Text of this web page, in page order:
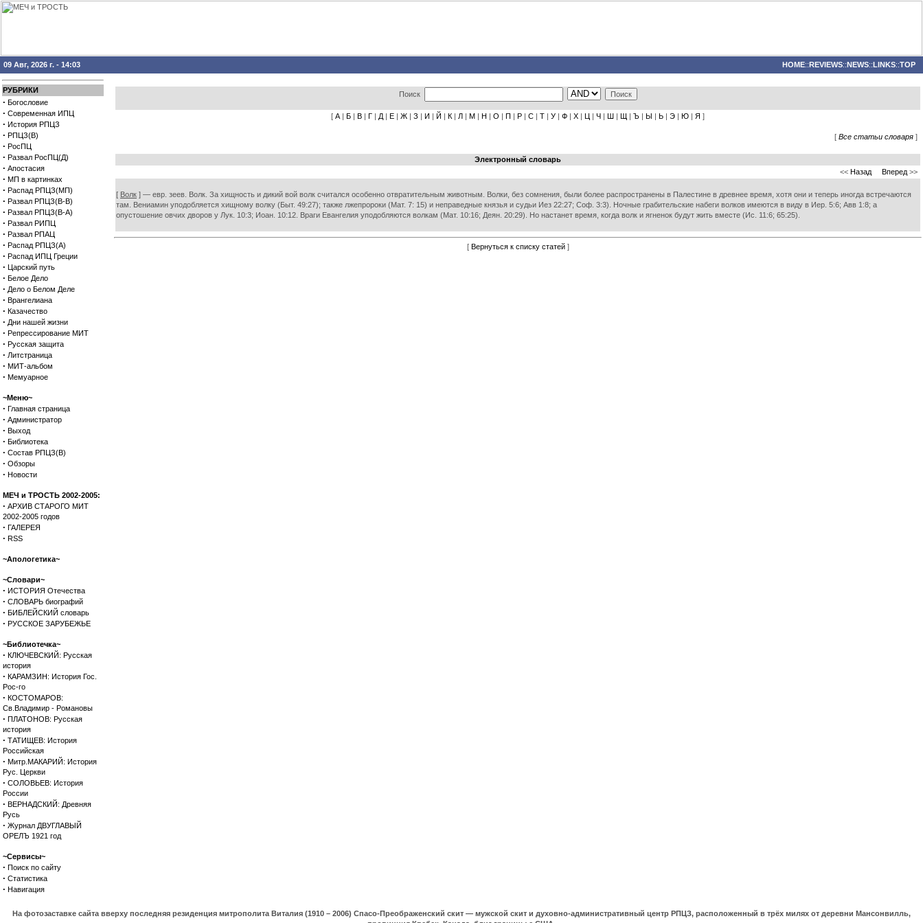
09 Авг, 2026 г. - 14:03 HOME::REVIEWS::NEWS::LINKS::TOP
РУБРИКИ
· Богословие
· Современная ИПЦ
· История РПЦЗ
· РПЦЗ(В)
· РосПЦ
· Развал РосПЦ(Д)
· Апостасия
· МП в картинках
· Распад РПЦЗ(МП)
· Развал РПЦЗ(В-В)
· Развал РПЦЗ(В-А)
· Развал РИПЦ
· Развал РПАЦ
· Распад РПЦЗ(А)
· Распад ИПЦ Греции
· Царский путь
· Белое Дело
· Дело о Белом Деле
· Врангелиана
· Казачество
· Дни нашей жизни
· Репрессирование МИТ
· Русская защита
· Литстраница
· МИТ-альбом
· Мемуарное
~Меню~
· Главная страница
· Администратор
· Выход
· Библиотека
· Состав РПЦЗ(В)
· Обзоры
· Новости
МЕЧ и ТРОСТЬ 2002-2005:
· АРХИВ СТАРОГО МИТ
2002-2005 годов
· ГАЛЕРЕЯ
· RSS
~Апологетика~
~Словари~
· ИСТОРИЯ Отечества
· СЛОВАРЬ биографий
· БИБЛЕЙСКИЙ словарь
· РУССКОЕ ЗАРУБЕЖЬЕ
~Библиотечка~
· КЛЮЧЕВСКИЙ: Русская
история
· КАРАМЗИН: История Гос.
Рос-го
· КОСТОМАРОВ:
Св.Владимир - Романовы
· ПЛАТОНОВ: Русская
история
· ТАТИЩЕВ: История
Российская
· Митр.МАКАРИЙ: История
Рус. Церкви
· СОЛОВЬЕВ: История
России
· ВЕРНАДСКИЙ: Древняя
Русь
· Журнал ДВУГЛАВЫЙ
ОРЕЛЪ 1921 год
~Сервисы~
· Поиск по сайту
· Статистика
· Навигация
Поиск
[ А | Б | В | Г | Д | Е | Ж | З | И | Й | К | Л | М | Н | О | П | Р | С | Т | У | Ф | Х | Ц | Ч | Ш | Щ | Ъ | Ы | Ь | Э | Ю | Я ]
[ Все статьи словаря ]
Электронный словарь
<< Назад Вперед >>
[ Волк ] — евр. зеев. Волк. За хищность и дикий вой волк считался особенно отвратительным животным. Волки, без сомнения, были более распространены в Палестине в древнее время, хотя они и теперь иногда встречаются
там. Вениамин уподобляется хищному волку (Быт. 49:27); также лжепророки (Мат. 7: 15) и неправедные князья и судьи Иез 22:27; Соф. 3:3). Ночные грабительские набеги волков имеются в виду в Иер. 5:6; Авв 1:8; а
опустошение овчих дворов у Лук. 10:3; Иоан. 10:12. Враги Евангелия уподобляются волкам (Мат. 10:16; Деян. 20:29). Но настанет время, когда волк и ягненок будут жить вместе (Ис. 11:6; 65:25).
[ Вернуться к списку статей]
На фотозаставке сайта вверху последняя резиденция митрополита Виталия (1910 – 2006) Спасо-Преображенский скит — мужской скит и духовно-административный центр РПЦЗ, расположенный в трёх милях от деревни Мансонвилль,